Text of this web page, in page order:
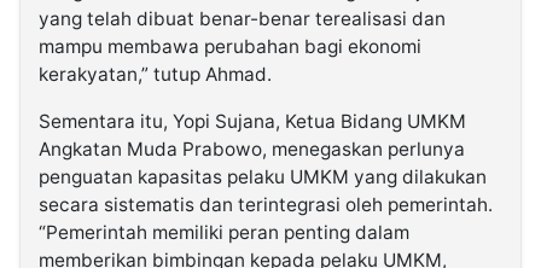
yang telah dibuat benar-benar terealisasi dan
mampu membawa perubahan bagi ekonomi
kerakyatan,” tutup Ahmad.
Sementara itu, Yopi Sujana, Ketua Bidang UMKM
Angkatan Muda Prabowo, menegaskan perlunya
penguatan kapasitas pelaku UMKM yang dilakukan
secara sistematis dan terintegrasi oleh pemerintah.
“Pemerintah memiliki peran penting dalam
memberikan bimbingan kepada pelaku UMKM,